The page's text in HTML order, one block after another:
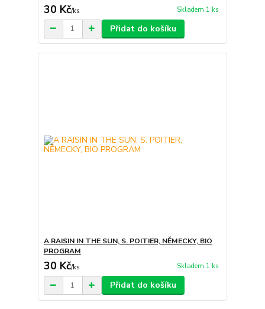
30 Kč/ks Skladem 1 ks
Přidat do košíku
A RAISIN IN THE SUN, S. POITIER, NĚMECKY, BIO
PROGRAM
30 Kč/ks Skladem 1 ks
Přidat do košíku